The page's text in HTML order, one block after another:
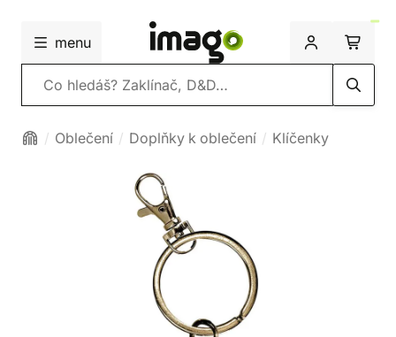
menu
Vyhledávání
Oblečení Doplňky k oblečení Klíčenky